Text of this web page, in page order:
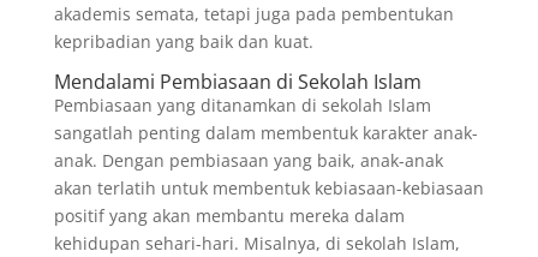
akademis semata, tetapi juga pada pembentukan
kepribadian yang baik dan kuat.
Mendalami Pembiasaan di Sekolah Islam
Pembiasaan yang ditanamkan di sekolah Islam
sangatlah penting dalam membentuk karakter anak-
anak. Dengan pembiasaan yang baik, anak-anak
akan terlatih untuk membentuk kebiasaan-kebiasaan
positif yang akan membantu mereka dalam
kehidupan sehari-hari. Misalnya, di sekolah Islam,